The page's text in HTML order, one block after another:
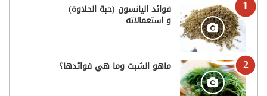
فوائد اليانسون (حبة الحلاوة)
و استعمالاته
ماهو الشبت وما هي فوائدها؟